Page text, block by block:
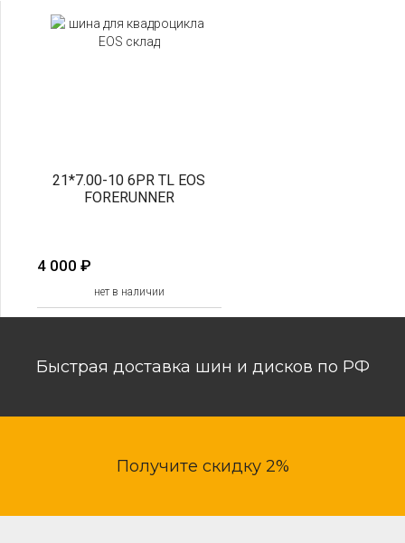
21*7.00-10 6PR TL EOS
FORERUNNER
4 000 ₽
нет в наличии
Быстрая доставка шин и дисков по РФ
Получите скидку 2%